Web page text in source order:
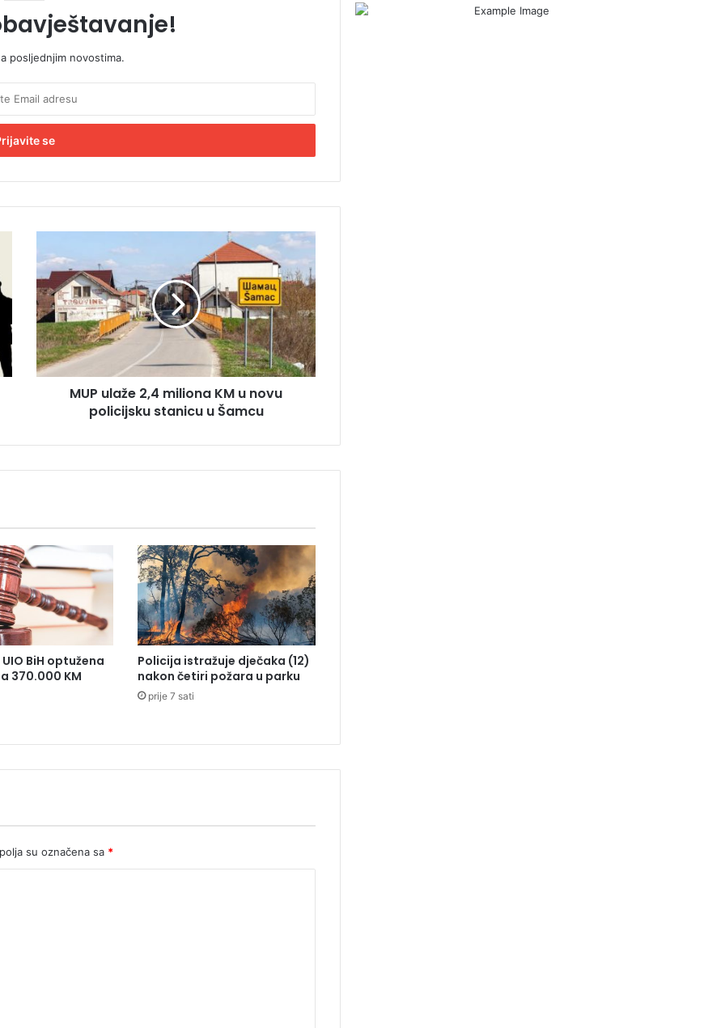
posljednjim novostima.
P
u
l
a
ž
e
2
i
a
K
M
n
o
v
u
p
o
i
j
t
a
MUP ulaže 2,4 miliona KM u novu
policijsku stanicu u Šamcu
BiH optužena
370.000 KM
Policija istražuje dječaka (12)
nakon četiri požara u parku
prije 7 sati
su označena sa *